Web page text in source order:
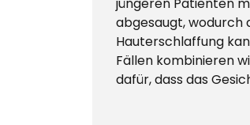
abgesaugt, wodurch
Hauterschlaffung
Fällen kombinieren
dafür, dass das